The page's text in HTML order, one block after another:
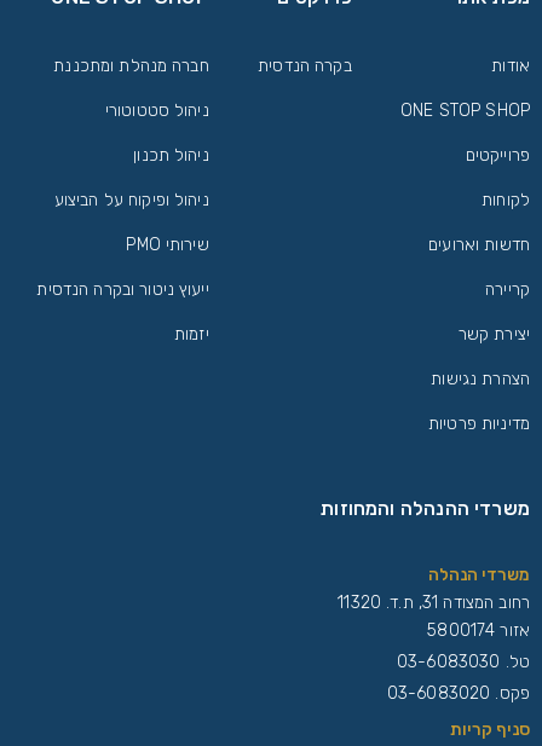
אודות
ONE STOP SHOP
פרוייקטים
לקוחות
חדשות וארועים
קריירה
יצירת קשר
הצהרת נגישות
מדיניות פרטיות
בקרה הנדסית חברה מנהלת ומתכננת
ניהול סטטוטורי
ניהול תכנון
ניהול ופיקוח על הביצוע
שירותי PMO
ייעוץ ניטור ובקרה הנדסית
יזמות
משרדי ההנהלה והמחוזות
משרדי הנהלה
רחוב המצודה 31, ת.ד. 11320
אזור 5800174
טל. 03-6083030
פקס. 03-6083020
סניף קריות